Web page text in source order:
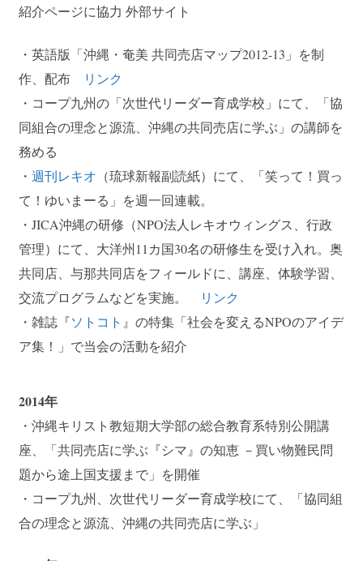
紹介ページに協力 外部サイト
・英語版「沖縄・奄美 共同売店マップ2012-13」を制
作、配布
リンク
・コープ九州の「次世代リーダー育成学校」にて、「協
同組合の理念と源流、沖縄の共同売店に学ぶ」の講師を
務める
・ 週刊レキオ （琉球新報副読紙）にて、「笑って！買っ
て！ゆいまーる」を週一回連載。
・JICA沖縄の研修（NPO法人レキオウィングス、行政
管理）にて、大洋州11カ国30名の研修生を受け入れ。奥
共同店、与那共同店をフィールドに、講座、体験学習、
交流プログラムなどを実施。
リンク
・雑誌『ソトコト 』の特集「社会を変えるNPOのアイデ
ア集！」で当会の活動を紹介
2014年
・沖縄キリスト教短期大学部の総合教育系特別公開講
座、「共同売店に学ぶ『シマ』の知恵 －買い物難民問
題から途上国支援まで」を開催
・コープ九州、次世代リーダー育成学校にて、「協同組
合の理念と源流、沖縄の共同売店に学ぶ」